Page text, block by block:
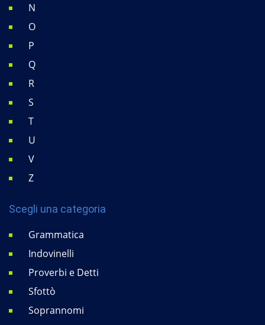
N
O
P
Q
R
S
T
U
V
Z
Scegli una categoria
Grammatica
Indovinelli
Proverbi e Detti
Sfottò
Soprannomi